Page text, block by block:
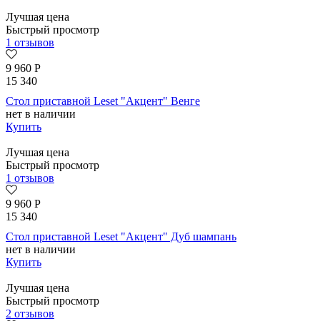
Лучшая цена
Быстрый просмотр
1 отзывов
9 960 Р
15 340
Стол приставной Leset "Акцент" Венге
нет в наличии
Купить
Лучшая цена
Быстрый просмотр
1 отзывов
9 960 Р
15 340
Стол приставной Leset "Акцент" Дуб шампань
нет в наличии
Купить
Лучшая цена
Быстрый просмотр
2 отзывов